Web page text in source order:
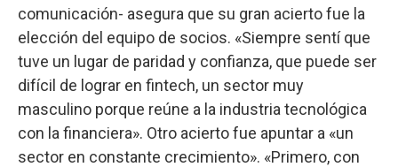
comunicación- asegura que su gran acierto fue la
elección del equipo de socios. «Siempre sentí que
tuve un lugar de paridad y confianza, que puede ser
difícil de lograr en fintech, un sector muy
masculino porque reúne a la industria tecnológica
con la financiera». Otro acierto fue apuntar a «un
sector en constante crecimiento». «Primero, con